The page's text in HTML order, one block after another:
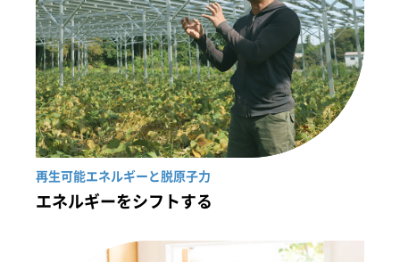
再生可能エネルギーと脱原子力
エネルギーをシフトする